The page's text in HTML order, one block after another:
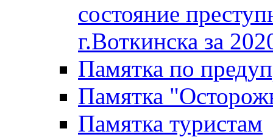
состояние
г.Воткинска за
Памятка по
Памятка
Памятка туристам